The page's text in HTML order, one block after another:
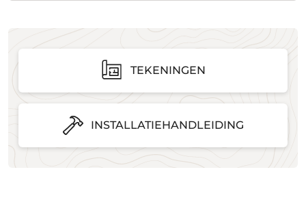
TEKENINGEN
INSTALLATIEHANDLEIDING